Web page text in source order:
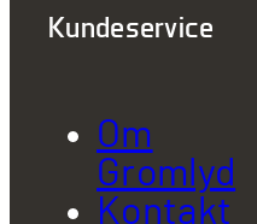
Kundeservice
Om
Gromlyd
Kontakt